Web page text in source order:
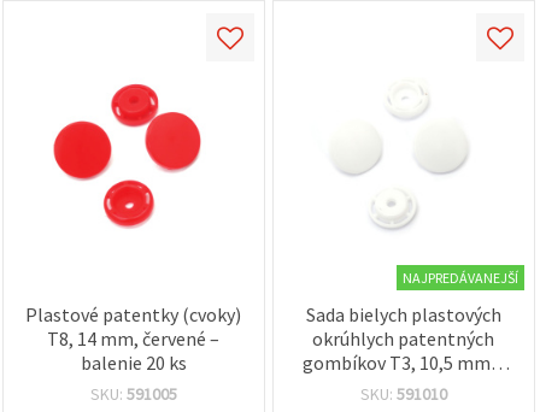
používaním
všetkých
súborov
uviesť svoje
preferencie
Nastaveniach
Plastové patentky (cvoky)
T8, 14 mm, červené –
balenie 20 ks
SKU: 591005
NAJPREDÁVANEJŠÍ
Sada bielych plastových
okrúhlych patentných
gombíkov T3, 10,5 mm –
20 ks
SKU: 591010